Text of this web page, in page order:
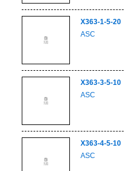
X363-1-5-20
ASC
X363-3-5-10
ASC
X363-4-5-10
ASC